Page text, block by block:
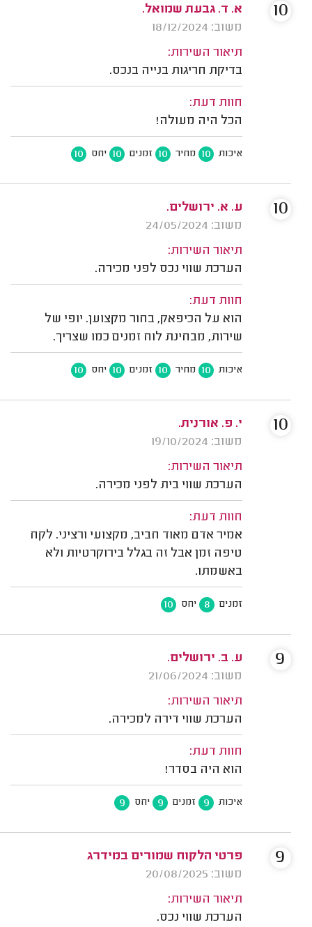
א. ד. גבעת שמואל.
משוב: 18/12/2024
תיאור השירות:
בדיקת חריגות בנייה בנכס.
חוות דעת:
הכל היה מעולה!
איכות 10 מחיר 10 זמנים 10 יחס 10
10
ע. א. ירושלים.
משוב: 24/05/2024
תיאור השירות:
הערכת שווי נכס לפני מכירה.
חוות דעת:
הוא על הכיפאק, בחור מקצוען. יופי של
שירות, מבחינת לוח זמנים כמו שצריך.
איכות 10 מחיר 10 זמנים 10 יחס 10
10
י. פ. אורנית.
משוב: 19/10/2024
תיאור השירות:
הערכת שווי בית לפני מכירה.
חוות דעת:
אמיר אדם מאוד חביב, מקצועי ורציני. לקח
טיפה זמן אבל זה בגלל בירוקרטיות ולא
באשמתו.
זמנים 8 יחס 10
10
ע. ב. ירושלים.
משוב: 21/06/2024
תיאור השירות:
הערכת שווי דירה למכירה.
חוות דעת:
הוא היה בסדר!
איכות 9 זמנים 9 יחס 9
9
פרטי הלקוח שמורים במידרג
משוב: 20/08/2025
תיאור השירות:
הערכת שווי נכס.
9